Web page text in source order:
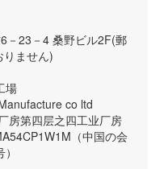
－23－4 桑野ビル2F(郵
りません)
場
co ltd
房第四层之四工业厂房
（中国の会